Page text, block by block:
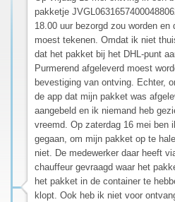
pakketje
18.00 uur bezorgd zou worden
moest tekenen. Omdat ik niet
dat het pakket bij het DHL-punt
Purmerend afgeleverd moest
bevestiging van ontving. Echter,
de app dat mijn pakket was
aangebeld en ik niemand heb
vreemd. Op zaterdag 16 mei ben
gegaan, om mijn pakket op te
niet. De medewerker daar heeft
chauffeur gevraagd waar het
het pakket in de container te
klopt. Ook heb ik niet voor